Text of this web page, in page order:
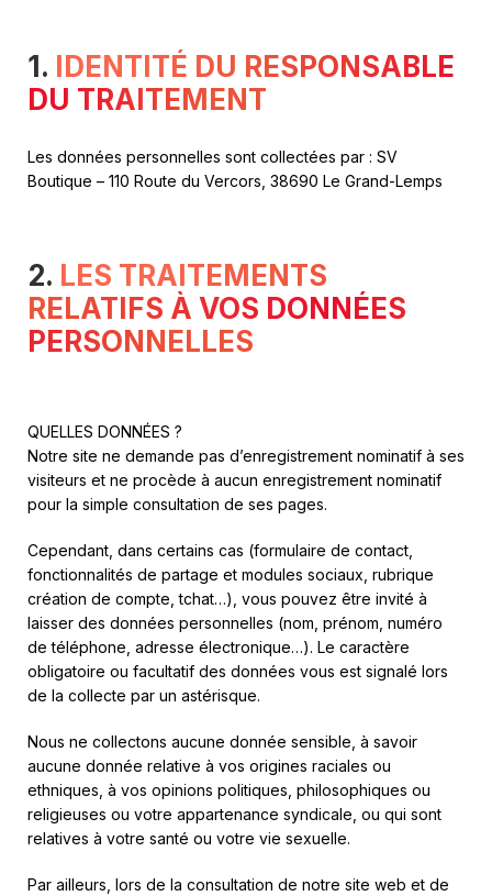
1. IDENTITÉ DU RESPONSABLE
DU TRAITEMENT
Les données personnelles sont collectées par : SV
Boutique – 110 Route du Vercors, 38690 Le Grand-Lemps
2. LES TRAITEMENTS
RELATIFS À VOS DONNÉES
PERSONNELLES
QUELLES DONNÉES ?
Notre site ne demande pas d’enregistrement nominatif à ses
visiteurs et ne procède à aucun enregistrement nominatif
pour la simple consultation de ses pages.
Cependant, dans certains cas (formulaire de contact,
fonctionnalités de partage et modules sociaux, rubrique
création de compte, tchat…), vous pouvez être invité à
laisser des données personnelles (nom, prénom, numéro
de téléphone, adresse électronique…). Le caractère
obligatoire ou facultatif des données vous est signalé lors
de la collecte par un astérisque.
Nous ne collectons aucune donnée sensible, à savoir
aucune donnée relative à vos origines raciales ou
ethniques, à vos opinions politiques, philosophiques ou
religieuses ou votre appartenance syndicale, ou qui sont
relatives à votre santé ou votre vie sexuelle.
Par ailleurs, lors de la consultation de notre site web et de